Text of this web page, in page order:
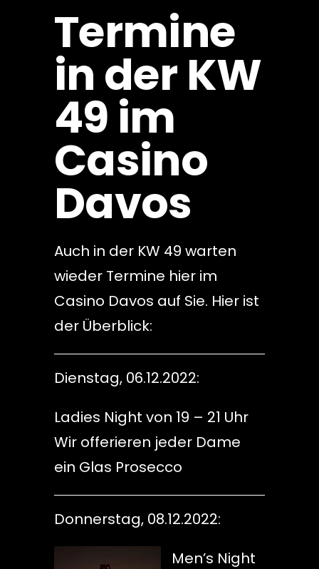
Termine
in der KW
49 im
Casino
Davos
Auch in der KW 49 warten
wieder Termine hier im
Casino Davos auf Sie. Hier ist
der Überblick:
Dienstag, 06.12.2022:
Ladies Night von 19 – 21 Uhr
Wir offerieren jeder Dame
ein Glas Prosecco
Donnerstag, 08.12.2022:
Men’s Night